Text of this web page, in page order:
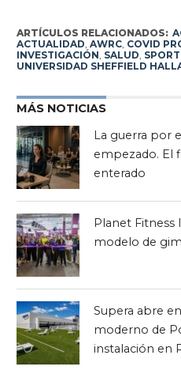
ARTÍCULOS RELACIONADOS:
ACTUALIDAD, AWRC, COVID
INVESTIGACIÓN, SALUD,
UNIVERSIDAD SHEFFIELD
MÁS NOTICIAS
La guerra por
empezado. El
enterado
Planet Fitness
modelo de
Supera abre
moderno de
instalación en